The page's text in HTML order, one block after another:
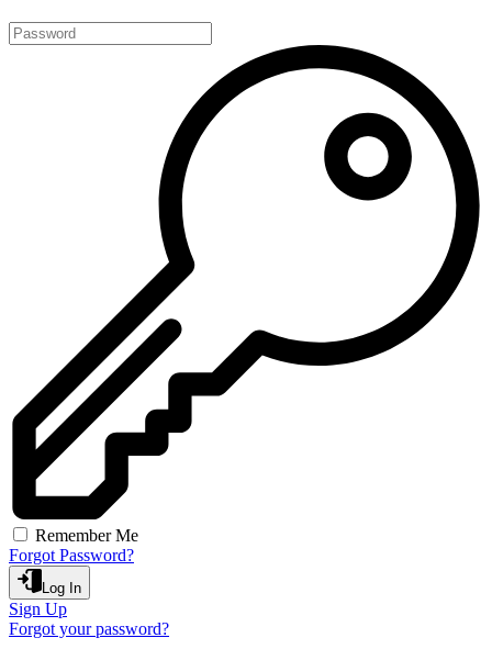
Remember Me
Forgot Password?
Log In
Sign Up
Forgot your password?